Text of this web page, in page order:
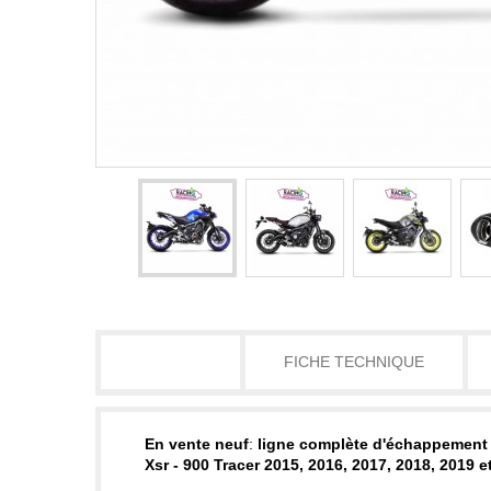
FICHE TECHNIQUE
En vente neuf: ligne complète
Xsr - 900 Tracer 2015, 2016, 2017, 2018, 2019